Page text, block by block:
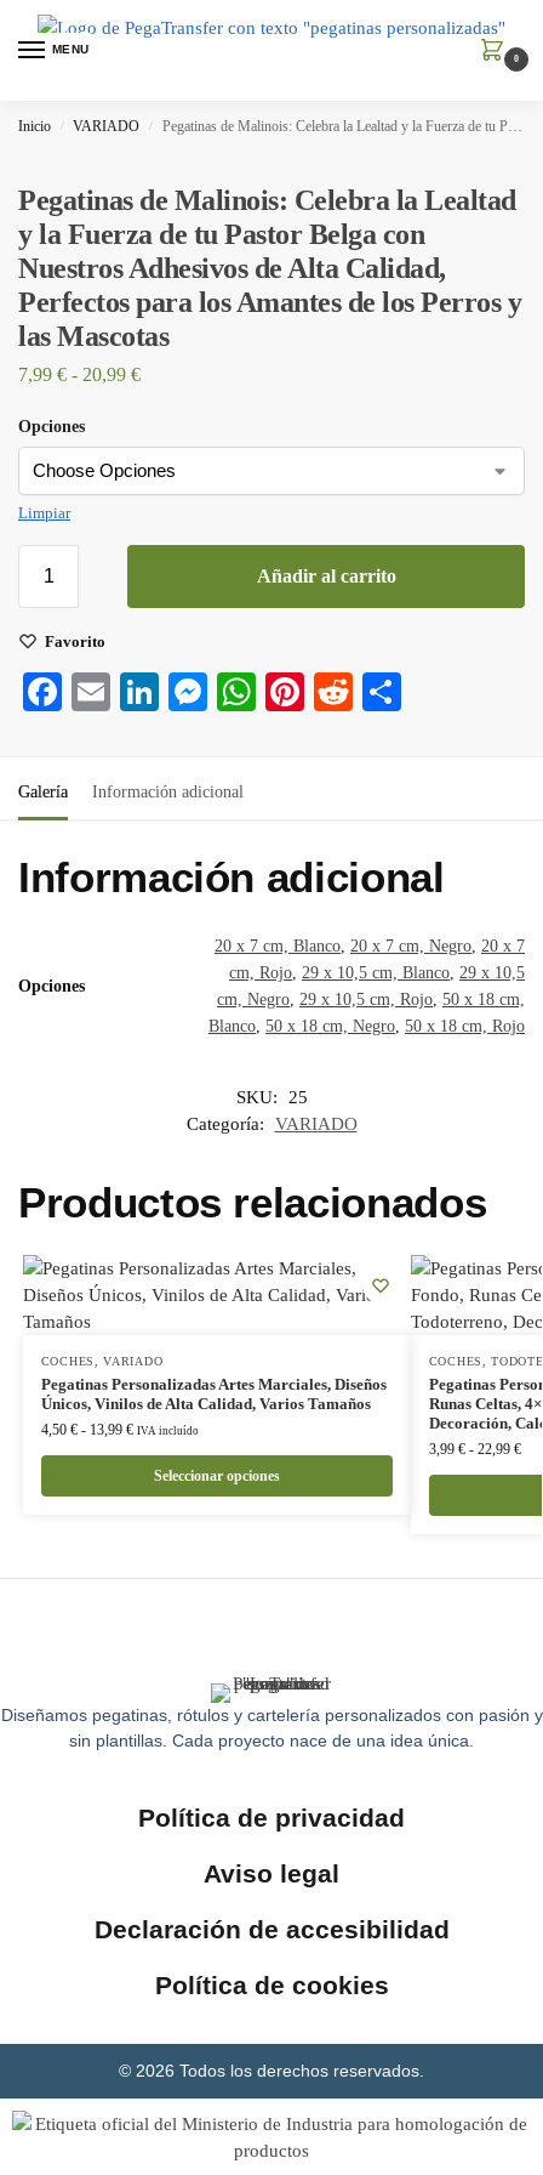
MENU
0
Inicio / VARIADO / Pegatinas de Malinois: Celebra la Lealtad y la Fuerza de tu Pastor Belga con Nuestros Adhesivos de Alta Calidad, Perfectos para los Amantes de los Perros y las Mascotas
Pegatinas de Malinois: Celebra la Lealtad
y la Fuerza de tu Pastor Belga con
Nuestros Adhesivos de Alta Calidad,
Perfectos para los Amantes de los Perros y
las Mascotas
7,99 € - 20,99 €
Opciones
Limpiar
Añadir al carrito
Favorito
Fa
ok
E
Li
In
M
ng
W Pi R
r
Galería Información adicional
Información adicional
Opciones
20 x 7 cm, Blanco 20 x 7 cm, Negro 20 x 7
cm, Rojo 29 x 10,5 cm, Blanco 29 x 10,5
cm, Negro 29 x 10,5 cm, Rojo 50 x 18 cm,
Blanco 50 x 18 cm, Negro 50 x 18 cm, Rojo
SKU:
25
Categoría:
VARIADO
Productos relacionados
COCHES ,VARIADO
Pegatinas Personalizadas Artes Marciales, Diseños
Únicos, Vinilos de Alta Calidad, Varios Tamaños
4,50 € - 13,99 € IVA incluído
Seleccionar opciones
COCHES ,
Pegatinas
Runas Celtas,
Decoración,
3,99 € - 22,99 €
Diseñamos pegatinas, rótulos y cartelería personalizados con pasión y
sin plantillas. Cada proyecto nace de una idea única.
Política de privacidad
Aviso legal
Declaración de accesibilidad
Política de cookies
© 2026 Todos los derechos reservados.